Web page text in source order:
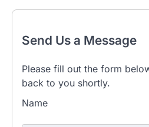
Send Us a Message
Please fill out the form
back to you shortly.
Name